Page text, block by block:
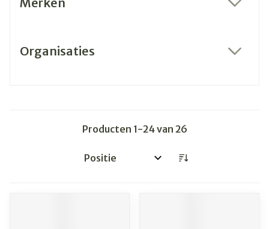
Organisaties
Producten 1-24van 26
Sorteer op: